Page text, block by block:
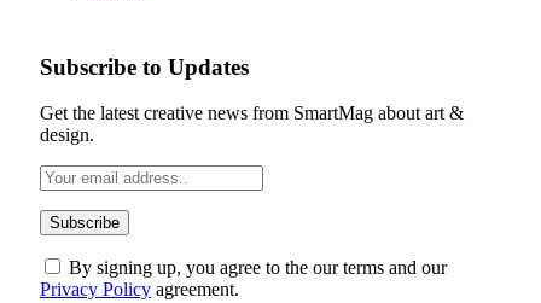
Subscribe to Updates
Get the latest creative news from SmartMag about art &
design.
By signing up, you agree to the our terms and our
Privacy Policy agreement.